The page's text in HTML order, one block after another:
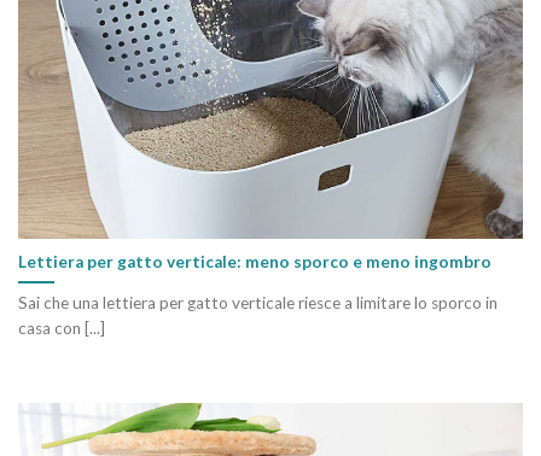
Lettiera per gatto verticale: meno sporco e meno ingombro
Sai che una lettiera per gatto verticale riesce a limitare lo sporco in
casa con [...]